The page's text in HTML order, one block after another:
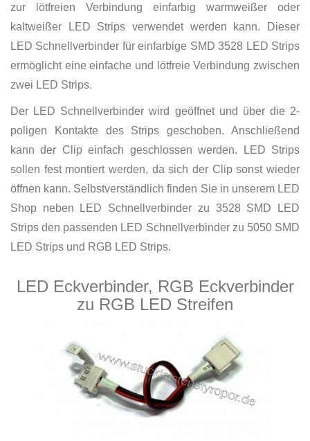
zur lötfreien Verbindung einfarbig warmweißer oder
kaltweißer LED Strips verwendet werden kann. Dieser
LED Schnellverbinder für einfarbige SMD 3528 LED Strips
ermöglicht eine einfache und lötfreie Verbindung zwischen
zwei LED Strips.
Der LED Schnellverbinder wird geöffnet und über die 2-
poligen Kontakte des Strips geschoben. Anschließend
kann der Clip einfach geschlossen werden. LED Strips
sollen fest montiert werden, da sich der Clip sonst wieder
öffnen kann. Selbstverständlich finden Sie in unserem LED
Shop neben LED Schnellverbinder zu 3528 SMD LED
Strips den passenden LED Schnellverbinder zu 5050 SMD
LED Strips und RGB LED Strips.
LED Eckverbinder, RGB Eckverbinder
zu RGB LED Streifen